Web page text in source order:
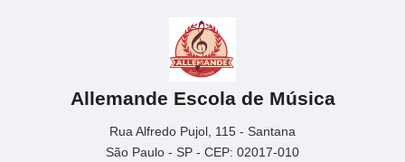
Allemande Escola de Música
Rua Alfredo Pujol, 115 - Santana
São Paulo - SP - CEP: 02017-010